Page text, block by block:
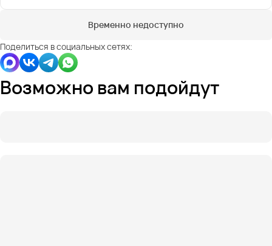
Временно недоступно
Поделиться в социальных сетях:
Возможно вам подойдут